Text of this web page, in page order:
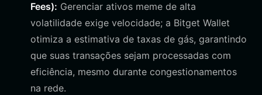
Fees): Gerenciar ativos meme de alta
volatilidade exige velocidade; a Bitget Wallet
otimiza a estimativa de taxas de gás, garantindo
que suas transações sejam processadas com
eficiência, mesmo durante congestionamentos
na rede.